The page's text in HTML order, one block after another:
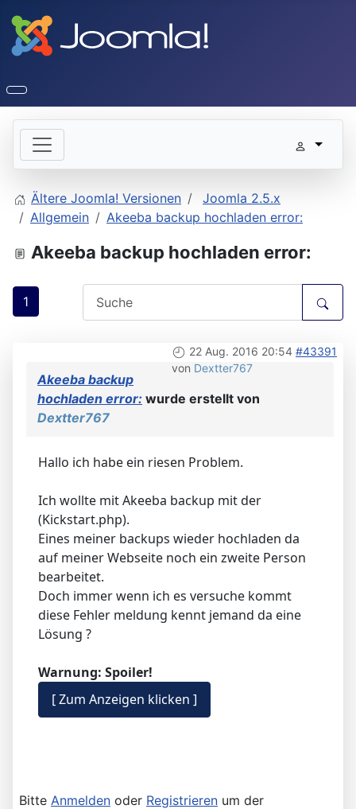
Ältere Joomla! Versionen
Joomla 2.5.x
Allgemein
Akeeba backup hochladen error:
Akeeba backup hochladen error:
1
22 Aug. 2016 20:54 #43391
von Dextter767
Akeeba backup
hochladen error: wurde erstellt von
Dextter767
Hallo ich habe ein riesen Problem.
Ich wollte mit Akeeba backup mit der
(Kickstart.php).
Eines meiner backups wieder hochladen da
auf meiner Webseite noch ein zweite Person
bearbeitet.
Doch immer wenn ich es versuche kommt
diese Fehler meldung kennt jemand da eine
Lösung ?
Warnung: Spoiler!
Bitte Anmelden oder Registrieren um der